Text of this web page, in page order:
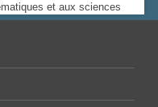
et aux sciences